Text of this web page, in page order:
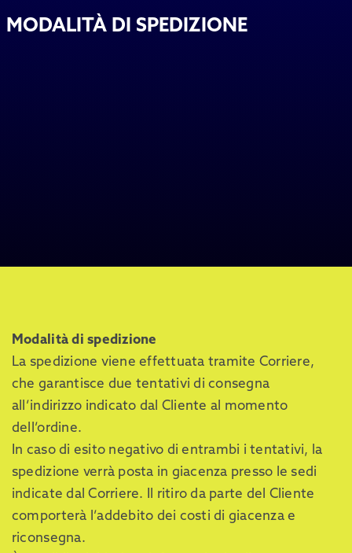
MODALITÀ DI SPEDIZIONE
Modalità di spedizione
La spedizione viene effettuata tramite Corriere,
che garantisce due tentativi di consegna
all’indirizzo indicato dal Cliente al momento
dell’ordine.
In caso di esito negativo di entrambi i tentativi, la
spedizione verrà posta in giacenza presso le sedi
indicate dal Corriere. Il ritiro da parte del Cliente
comporterà l’addebito dei costi di giacenza e
riconsegna.